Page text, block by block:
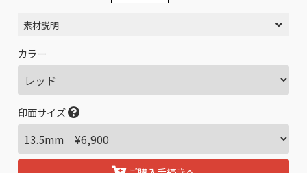
素材説明
カラー
印面サイズ